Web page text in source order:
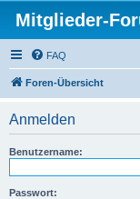
Mitglieder-
FAQ
Foren-Übersicht
Anmelden
Benutzername:
Passwort: